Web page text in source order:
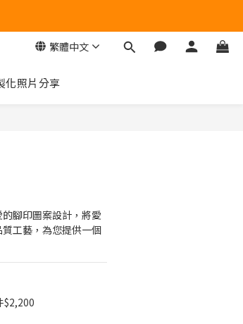
繁體中文
化照片分享
腳印圖案設計，將愛
工藝，為您提供一個
$2,200